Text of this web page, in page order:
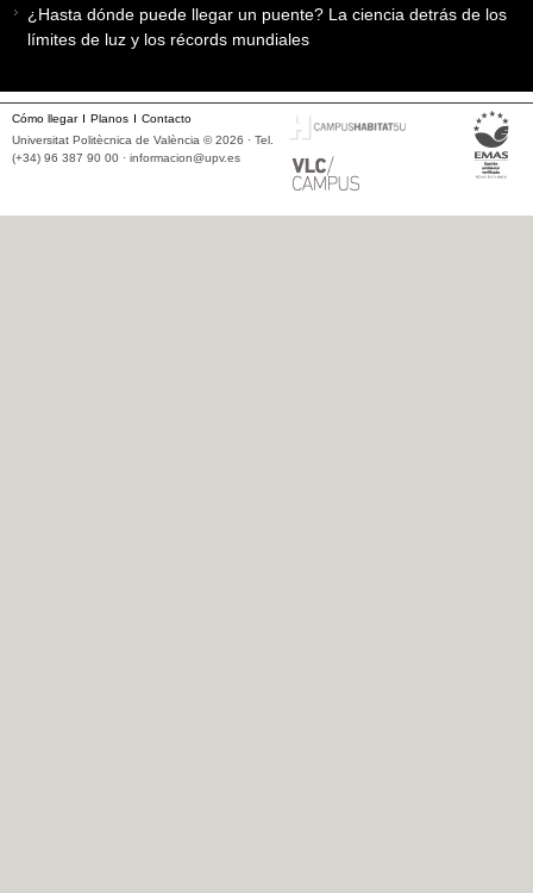
¿Hasta dónde puede llegar un puente? La ciencia detrás de los
límites de luz y los récords mundiales
Cómo llegar Planos
Contacto
Universitat Politècnica de València © 2026 · Tel.
(+34) 96 387 90 00 · informacion@upv.es